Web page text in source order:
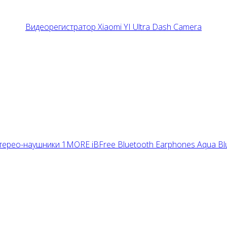
Видеорегистратор Xiaomi YI Ultra Dash Camera
наушники 1MORE iBFree Bluetooth Earphones Aqua